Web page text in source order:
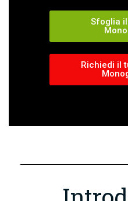
Sfoglia
Richiedi il